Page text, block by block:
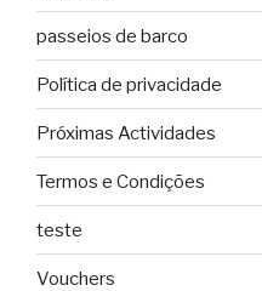
passeios de barco
Política de privacidade
Próximas Actividades
Termos e Condições
teste
Vouchers